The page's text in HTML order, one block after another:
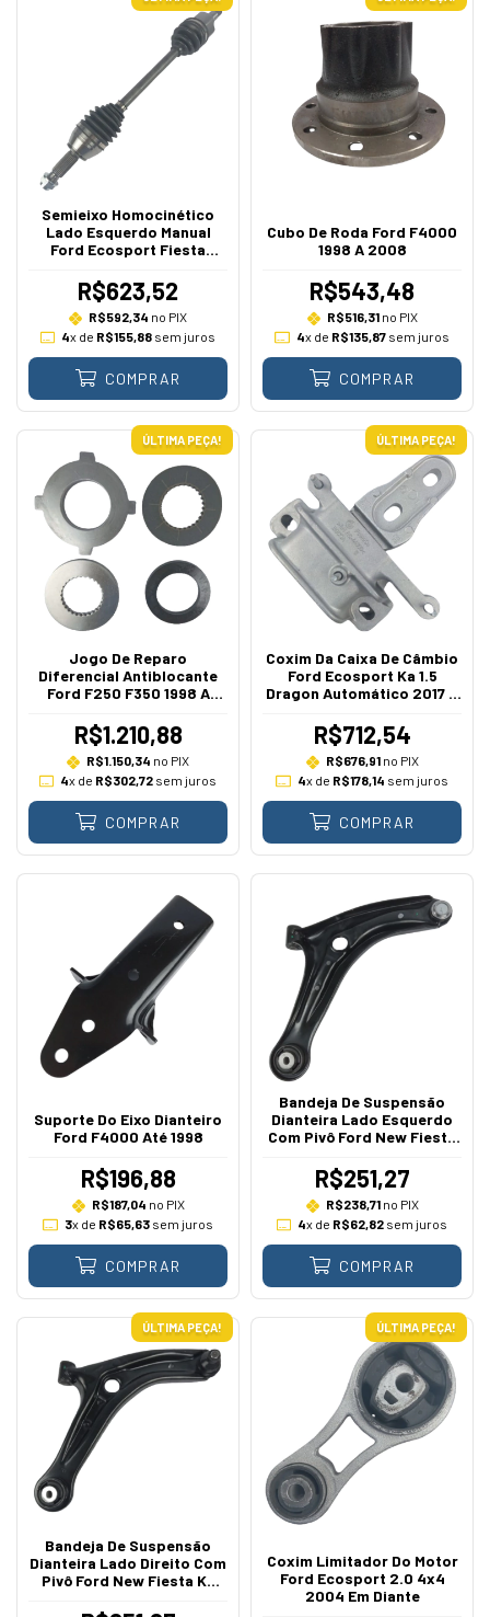
Semieixo Homocinético
Lado Esquerdo Manual
Ford Ecosport Fiesta
2014
R$623,52
R$592,34 no PIX
4x de R$155,88 sem juros
COMPRAR
Cubo De Roda Ford F4000
1998 A 2008
R$543,48
R$516,31no PIX
4x de R$135,87sem juros
COMPRAR
ÚLTIMA PEÇA!
Jogo De Reparo
Diferencial Antiblocante
Ford F250 F350 1998 A
R$1.210,88
R$1.150,34 no PIX
4x de R$302,72 sem juros
COMPRAR
ÚLTIMA PEÇA!
Coxim Da Caixa De Câmbio
Ford Ecosport Ka 1.5
Dragon Automático 2017 A
R$712,54
R$676,91no PIX
4x de R$178,14 sem juros
COMPRAR
Suporte Do Eixo Dianteiro
Ford F4000 Até 1998
R$196,88
R$187,04 no PIX
3x de R$65,63sem juros
COMPRAR
Bandeja De Suspensão
Dianteira Lado Esquerdo
Com Pivô Ford New Fiesta
2011 A 2019
R$251,27
R$238,71no PIX
4x de R$62,82 sem juros
COMPRAR
ÚLTIMA PEÇA!
Bandeja De Suspensão
Dianteira Lado Direito Com
Pivô Ford New Fiesta Ka
ÚLTIMA PEÇA!
Coxim Limitador Do Motor
Ford Ecosport 2.0 4x4
2004 Em Diante